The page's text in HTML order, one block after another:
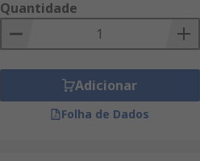
Quantidade
Adicionar
Folha de Dados